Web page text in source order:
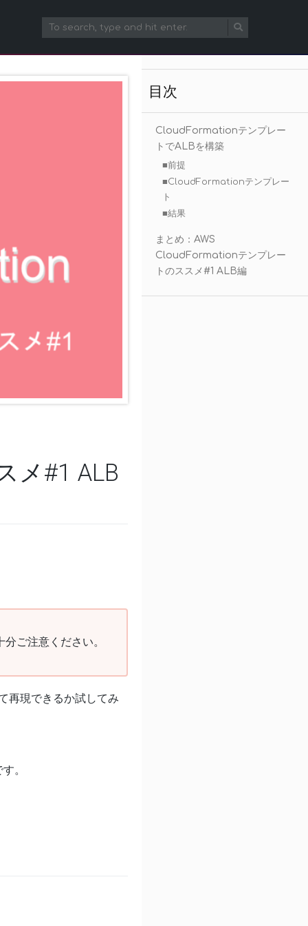
メ#1 ALB
ご注意ください。
再現できるか試してみ
。
目次
CloudFormationテンプレー
トでALBを構築
■前提
■CloudFormationテンプレー
ト
■結果
まとめ：AWS
CloudFormationテンプレー
トのススメ#1 ALB編